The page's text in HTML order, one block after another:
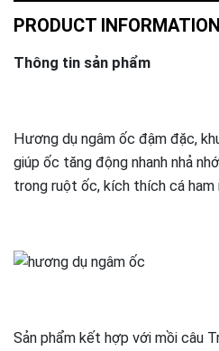
PRODUCT INFORMATION
Thông tin sản phẩm
Hương dụ ngâm ốc đậm đặc,
giúp ốc tăng động nhanh nhả
trong ruột ốc, kích thích cá ham
Sản phẩm kết hợp với mồi câu